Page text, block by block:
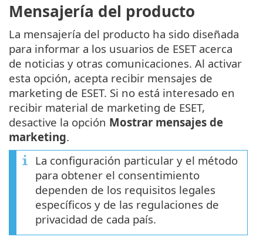
Mensajería del producto
La mensajería del producto ha sido diseñada
para informar a los usuarios de ESET acerca
de noticias y otras comunicaciones. Al activar
esta opción, acepta recibir mensajes de
marketing de ESET. Si no está interesado en
recibir material de marketing de ESET,
desactive la opción Mostrar mensajes de
marketing.
La configuración particular y el método
para obtener el consentimiento
dependen de los requisitos legales
específicos y de las regulaciones de
privacidad de cada país.